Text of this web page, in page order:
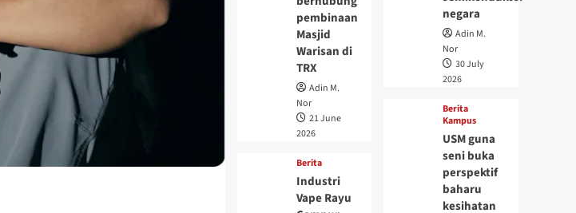
pembinaan
Masjid
Warisan di
TRX
Adin M.
Nor
21 June
2026
Berita
Industri
Vape Rayu
negara
Adin M.
Nor
30 July
2026
Berita
Kampus
USM guna
seni buka
perspektif
baharu
kesihatan